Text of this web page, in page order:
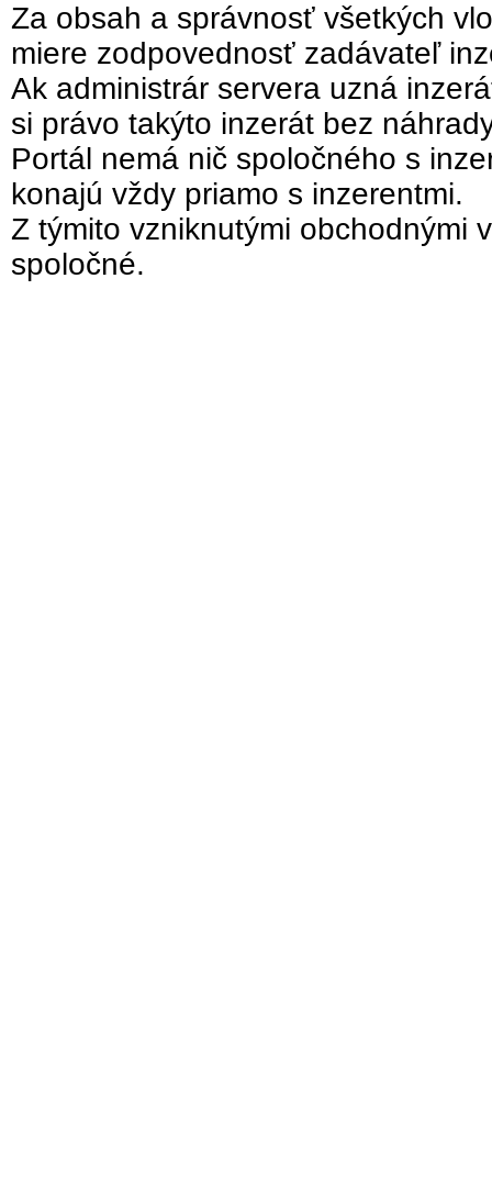
Za obsah a správnosť všetkých
miere zodpovednosť zadávateľ
Ak administrár servera uzná
si právo takýto inzerát bez
Portál nemá nič spoločného s
konajú vždy priamo s inzerentmi.
Z týmito vzniknutými obchodnými
spoločné.